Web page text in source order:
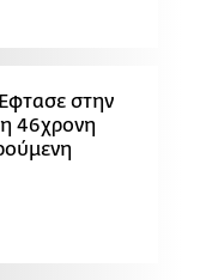
στην
46χρονη